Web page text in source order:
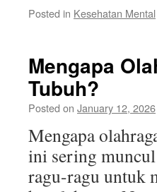
Posted in Kesehatan Mental
Mengapa
Tubuh?
Posted on January 12, 2026
Mengapa
ini sering
ragu-ragu untuk